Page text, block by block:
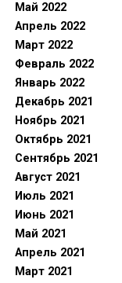
Май 2022
Апрель 2022
Март 2022
Февраль 2022
Январь 2022
Декабрь 2021
Ноябрь 2021
Октябрь 2021
Сентябрь 2021
Август 2021
Июль 2021
Июнь 2021
Май 2021
Апрель 2021
Март 2021